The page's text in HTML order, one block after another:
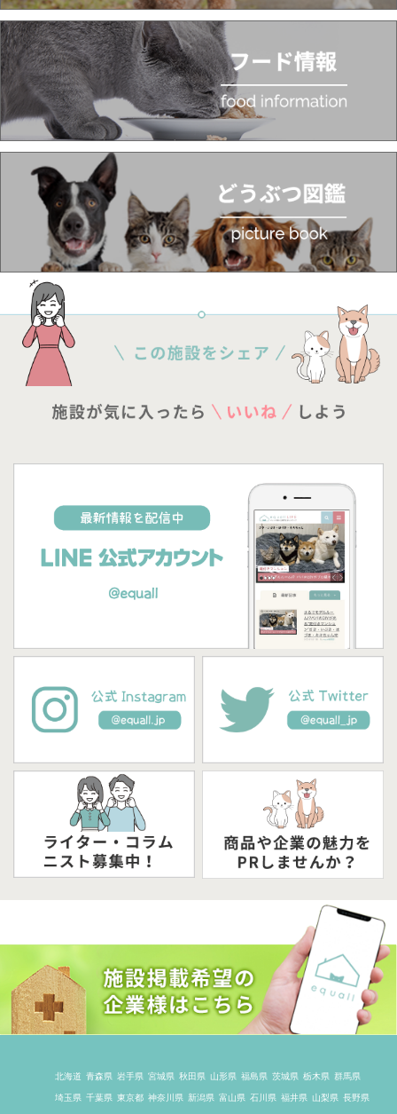
北海道 青森県 岩手県 宮城県 秋田県 山形県 福島県 茨城県 栃木県 群馬県
埼玉県 千葉県 東京都 神奈川県 新潟県 富山県 石川県 福井県 山梨県 長野県